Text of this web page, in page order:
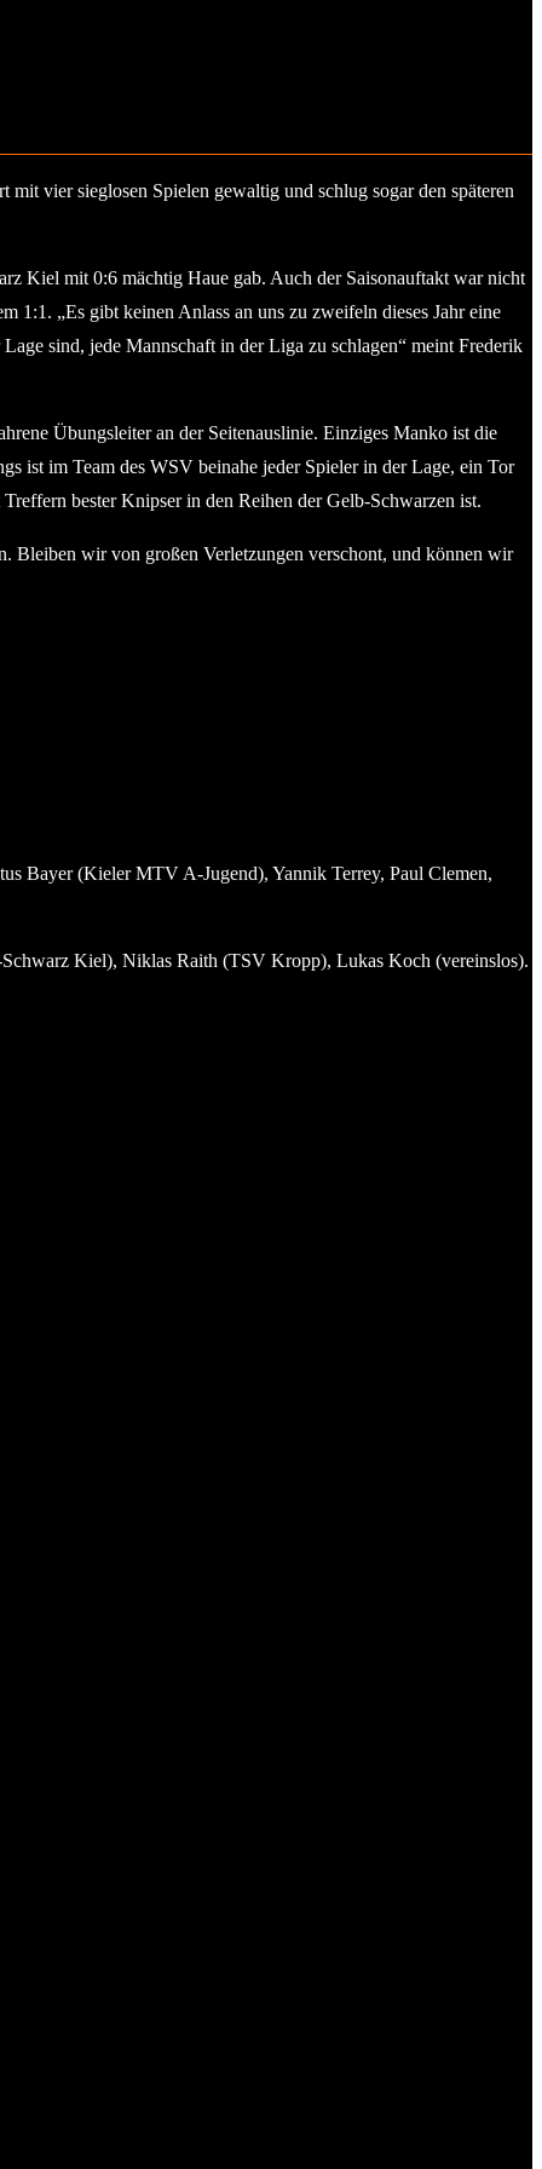
vier sieglosen Spielen gewaltig und schlug sogar den späteren
Kiel mit 0:6 mächtig Haue gab. Auch der Saisonauftakt war nicht
1:1. „Es gibt keinen Anlass an uns zu zweifeln dieses Jahr eine
sind, jede Mannschaft in der Liga zu schlagen“ meint Frederik
Übungsleiter an der Seitenauslinie. Einziges Manko ist die
ist im Team des WSV beinahe jeder Spieler in der Lage, ein Tor
bester Knipser in den Reihen der Gelb-Schwarzen ist.
Bleiben wir von großen Verletzungen verschont, und können wir
Bayer (Kieler MTV A-Jugend), Yannik Terrey, Paul Clemen,
Kiel), Niklas Raith (TSV Kropp), Lukas Koch (vereinslos).